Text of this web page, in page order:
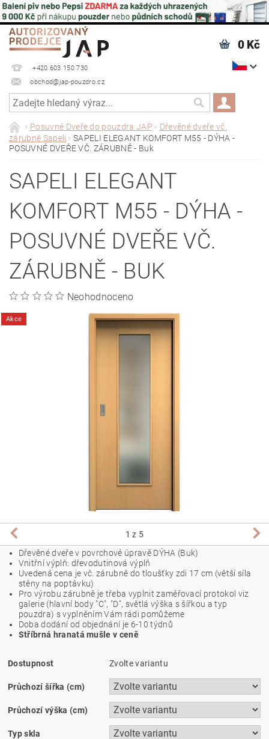
+420 603 150 730
obchod@jap-pouzdro.cz
0 Kč
Posuvné Dveře do pouzdra JAP
Dřevěné dveře vč.
zárubně Sapeli
SAPELI ELEGANT KOMFORT M55 - DÝHA -
POSUVNÉ DVEŘE VČ. ZÁRUBNĚ - Buk
SAPELI ELEGANT
KOMFORT M55 - DÝHA -
POSUVNÉ DVEŘE VČ.
ZÁRUBNĚ - BUK
Neohodnoceno
Akce
1 z 5
Dřevěné dveře v povrchové úpravě DÝHA (Buk)
Vnitřní výplň: dřevodutinová výplň
Uvedená cena je vč. zárubně do tloušťky zdi 17 cm (větší síla
stěny na poptávku)
Pro výrobu zárubně je třeba vyplnit zaměřovací protokol viz
galerie (hlavní body "C", "D", světlá výška s šířkou a typ
pouzdra) s vyplněním Vám rádi pomůžeme
Doba dodání od objednání je 6-10 týdnů
Stříbrná hranatá mušle v ceně
Dostupnost Zvolte variantu
Průchozí šířka (cm)
Průchozí výška (cm)
Typ skla